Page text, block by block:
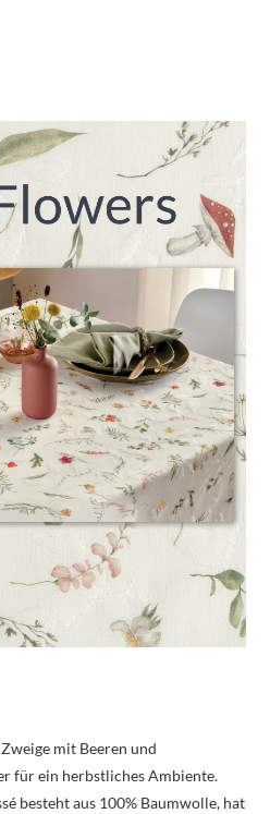
mit Beeren und
für ein herbstliches Ambiente.
besteht aus 100% Baumwolle, hat